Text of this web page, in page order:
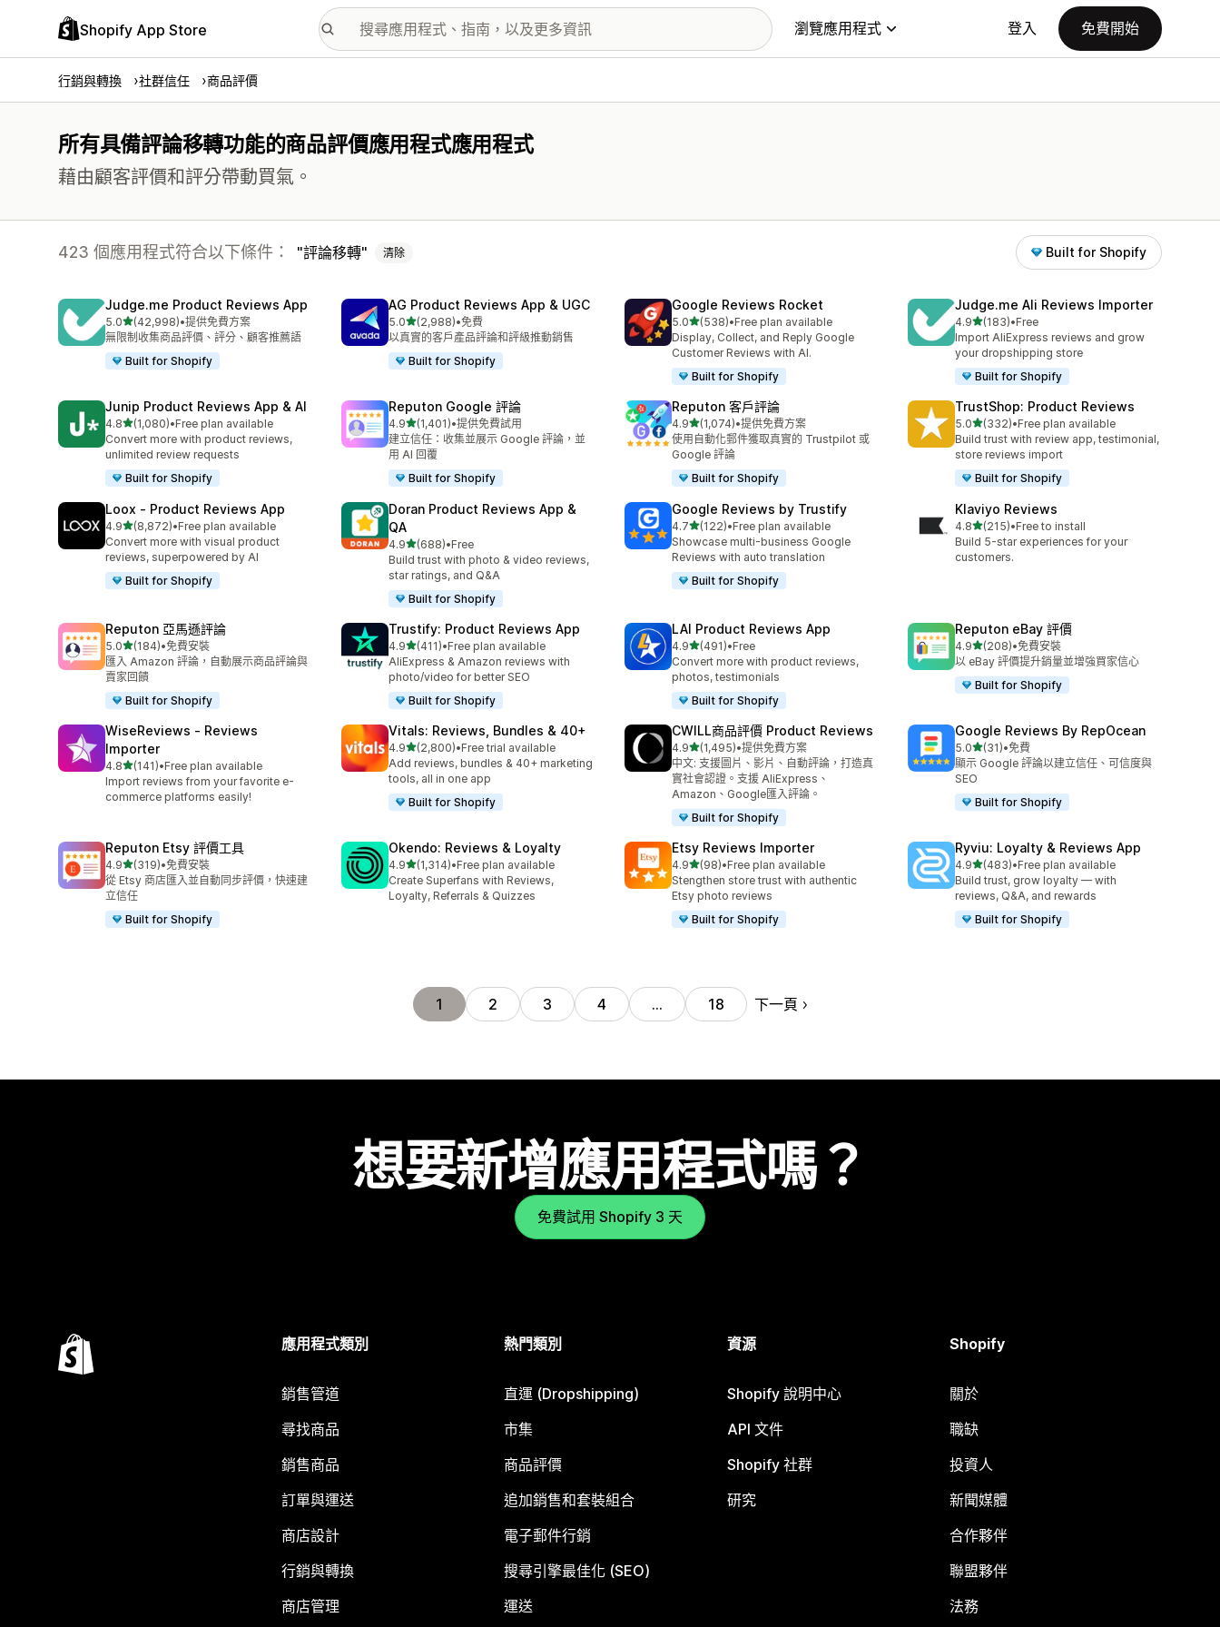
Shopify App Store 瀏覽應用程式 登入 免費開始
行銷與轉換 社群信任 商品評價
所有具備評論移轉功能的商品評價應用程式應用程式
藉由顧客評價和評分帶動買氣。
423 個應用程式符合以下條件： 評論移轉 清除 Built for Shopify
Judge.me Product Reviews App
5.0滿分 5 顆星
(42,998)
共有 42998 則評價
•提供免費方案
無限制收集商品評價、評分、顧客推薦語
Built for Shopify
AG Product Reviews App & UGC
5.0滿分 5 顆星
(2,988)
共有 2988 則評價
•免費
以真實的客戶產品評論和評級推動銷售
Built for Shopify
Google Reviews Rocket
5.0滿分 5 顆星
(538)
共有 538 則評價
•Free plan available
Display, Collect, and Reply Google
Customer Reviews with AI.
Built for Shopify
Judge.me Ali Reviews Importer
4.9滿分 5 顆星
(183)
共有 183 則評價
•Free
Import AliExpress reviews and grow
your dropshipping store
Built for Shopify
Junip Product Reviews App & AI
4.8滿分 5 顆星
(1,080)
共有 1080 則評價
•Free plan available
Convert more with product reviews,
unlimited review requests
Built for Shopify
Reputon Google 評論
4.9滿分 5 顆星
(1,401)
共有 1401 則評價
•提供免費試用
建立信任：收集並展示 Google 評論，並
用 AI 回覆
Built for Shopify
Reputon 客戶評論
4.9滿分 5 顆星
(1,074)
共有 1074 則評價
•提供免費方案
使用自動化郵件獲取真實的 Trustpilot 或
Google 評論
Built for Shopify
TrustShop: Product Reviews
5.0滿分 5 顆星
(332)
共有 332 則評價
•Free plan available
Build trust with review app, testimonial,
store reviews import
Built for Shopify
Loox ‑ Product Reviews App
4.9滿分 5 顆星
(8,872)
共有 8872 則評價
•Free plan available
Convert more with visual product
reviews, superpowered by AI
Built for Shopify
Doran Product Reviews App &
QA
4.9滿分 5 顆星
(688)
共有 688 則評價
•Free
Build trust with photo & video reviews,
star ratings, and Q&A
Built for Shopify
Google Reviews by Trustify
4.7滿分 5 顆星
(122)
共有 122 則評價
•Free plan available
Showcase multi-business Google
Reviews with auto translation
Built for Shopify
Klaviyo Reviews
4.8滿分 5 顆星
(215)
共有 215 則評價
•Free to install
Build 5-star experiences for your
customers.
Reputon 亞馬遜評論
5.0滿分 5 顆星
(184)
共有 184 則評價
•免費安裝
匯入 Amazon 評論，自動展示商品評論與
賣家回饋
Built for Shopify
Trustify: Product Reviews App
4.9滿分 5 顆星
(411)
共有 411 則評價
•Free plan available
AliExpress & Amazon reviews with
photo/video for better SEO
Built for Shopify
LAI Product Reviews App
4.9滿分 5 顆星
(491)
共有 491 則評價
•Free
Convert more with product reviews,
photos, testimonials
Built for Shopify
Reputon eBay 評價
4.9滿分 5 顆星
(208)
共有 208 則評價
•免費安裝
以 eBay 評價提升銷量並增強買家信心
Built for Shopify
WiseReviews ‑ Reviews
Importer
4.8滿分 5 顆星
(141)
共有 141 則評價
•Free plan available
Import reviews from your favorite e-
commerce platforms easily!
Vitals: Reviews, Bundles & 40+
4.9滿分 5 顆星
(2,800)
共有 2800 則評價
•Free trial available
Add reviews, bundles & 40+ marketing
tools, all in one app
Built for Shopify
CWILL商品評價 Product Reviews
4.9滿分 5 顆星
(1,495)
共有 1495 則評價
•提供免費方案
中文: 支援圖片、影片、自動評論，打造真
實社會認證。支援 AliExpress、
Amazon、Google匯入評論。
Built for Shopify
Google Reviews By RepOcean
5.0滿分 5 顆星
(31)
共有 31 則評價
•免費
顯示 Google 評論以建立信任、可信度與
SEO
Built for Shopify
Reputon Etsy 評價工具
4.9滿分 5 顆星
(319)
共有 319 則評價
•免費安裝
從 Etsy 商店匯入並自動同步評價，快速建
立信任
Built for Shopify
Okendo: Reviews & Loyalty
4.9滿分 5 顆星
(1,314)
共有 1314 則評價
•Free plan available
Create Superfans with Reviews,
Loyalty, Referrals & Quizzes
Etsy Reviews Importer
4.9滿分 5 顆星
(98)
共有 98 則評價
•Free plan available
Stengthen store trust with authentic
Etsy photo reviews
Built for Shopify
Ryviu: Loyalty & Reviews App
4.9滿分 5 顆星
(483)
共有 483 則評價
•Free plan available
Build trust, grow loyalty — with
reviews, Q&A, and rewards
Built for Shopify
1 2 3 4 … 18 下一頁
想要新增應用程式嗎？
免費試用 Shopify 3 天
應用程式類別
銷售管道
尋找商品
銷售商品
訂單與運送
商店設計
行銷與轉換
商店管理
熱門類別
直運 (Dropshipping)
市集
商品評價
追加銷售和套裝組合
電子郵件行銷
搜尋引擎最佳化 (SEO)
運送
資源
Shopify 說明中心
API 文件
Shopify 社群
研究
Shopify
關於
職缺
投資人
新聞媒體
合作夥伴
聯盟夥伴
法務